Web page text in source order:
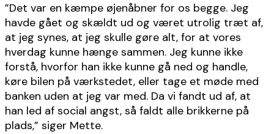
”Det var en kæmpe øjenåbner for os begge. Jeg
havde gået og skældt ud og været utrolig træt af,
at jeg synes, at jeg skulle gøre alt, for at vores
hverdag kunne hænge sammen. Jeg kunne ikke
forstå, hvorfor han ikke kunne gå ned og handle,
køre bilen på værkstedet, eller tage et møde med
banken uden at jeg var med. Da vi fandt ud af, at
han led af social angst, så faldt alle brikkerne på
plads,” siger Mette.